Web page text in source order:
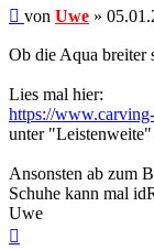
Beitrag
von Uwe »
Ob die Aqua breiter
Lies mal hier:
https://
unter "Leistenweite"
Ansonsten ab zum
Schuhe kann mal
Uwe